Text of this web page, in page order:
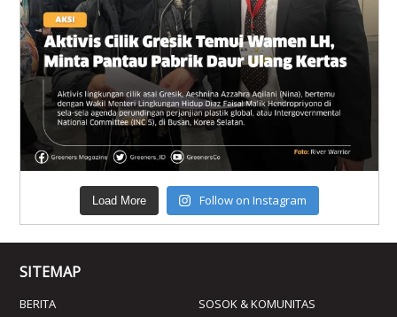
Load More Follow on Instagram
SITEMAP
BERITA
SOSOK & KOMUNITAS